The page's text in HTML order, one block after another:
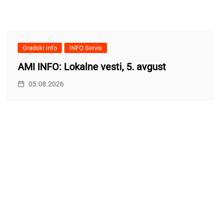
Gradski Info INFO Servis
AMI INFO: Lokalne vesti, 5. avgust
05.08.2026